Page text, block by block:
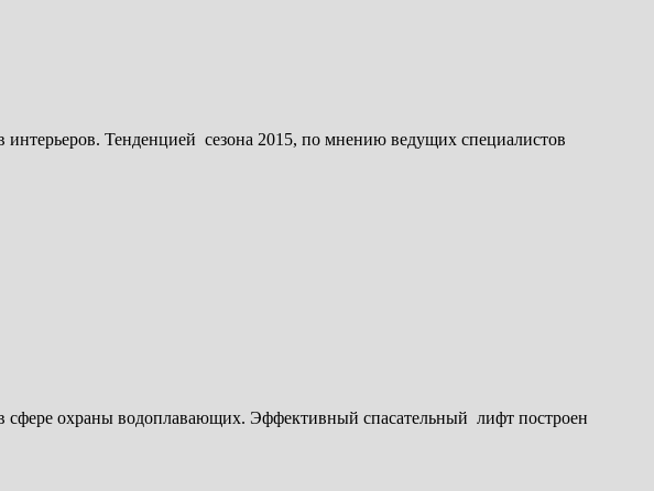
Тенденцией сезона 2015, по мнению ведущих специалистов
сфере охраны водоплавающих. Эффективный спасательный лифт построен